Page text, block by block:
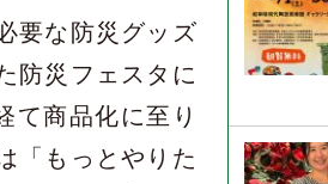
要な防災グッズ
防災フェスタに
て商品化に至り
「もっとやりた